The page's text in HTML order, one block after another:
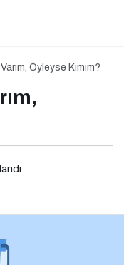
Öyleyse Kimim?
Kimim?